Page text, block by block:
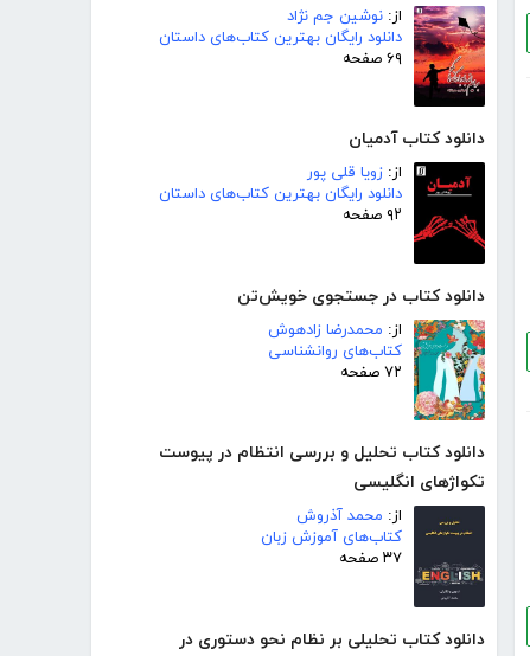
از: نوشین جم نژاد
دانلود رایگان بهترین کتاب‌های داستان
۶۹ صفحه
دانلود کتاب آدمیان
از: زویا قلی پور
دانلود رایگان بهترین کتاب‌های داستان
۹۲ صفحه
دانلود کتاب در جستجوی خویش‌تن
از: محمدرضا زادهوش
کتاب‌های روانشناسی
۷۲ صفحه
دانلود کتاب تحلیل و بررسی انتظام در پیوست
تکواژهای انگلیسی
از: محمد آذروش
کتاب‌های آموزش زبان
۳۷ صفحه
دانلود کتاب تحلیلی بر نظام نحو دستوری در